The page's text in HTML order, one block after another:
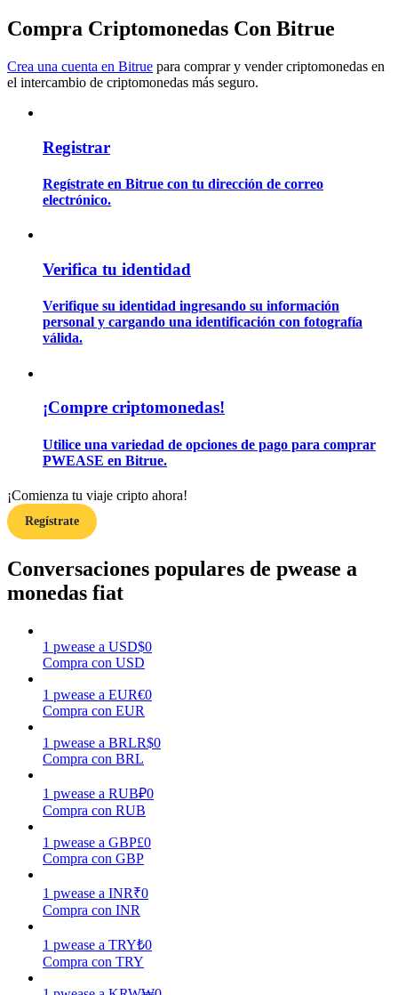
Información
Análisis de big data que incluye información comercial, etc.
Estrategias comerciales
Aprenda cómo mantenerse rentable
Gana recompensas competitivas diariamente
Compra Criptomonedas Con Bitrue
Crea una cuenta en Bitrue para comprar y vender criptomonedas en
el intercambio de criptomonedas más seguro.
Registrar
Regístrate en Bitrue con tu dirección de correo
electrónico.
Verifica tu identidad
Verifique su identidad ingresando su información
personal y cargando una identificación con fotografía
válida.
¡Compre criptomonedas!
Utilice una variedad de opciones de pago para comprar
PWEASE en Bitrue.
¡Comienza tu viaje cripto ahora!
Regístrate
Conversaciones populares de pwease a
monedas fiat
1 pwease a USD$0
Compra con USD
1 pwease a EUR€0
Compra con EUR
1 pwease a BRLR$0
Compra con BRL
1 pwease a RUB₽0
Compra con RUB
1 pwease a GBP£0
Compra con GBP
1 pwease a INR₹0
Compra con INR
1 pwease a TRY₺0
Compra con TRY